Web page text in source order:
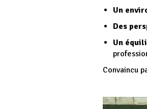
Un
Des
Un
Convaincu